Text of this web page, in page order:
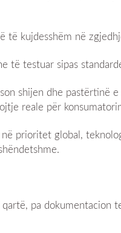
të kujdesshëm në
të testuar sipas
shijen dhe pastërtinë
reale për
prioritet global,
pa dokumentacion